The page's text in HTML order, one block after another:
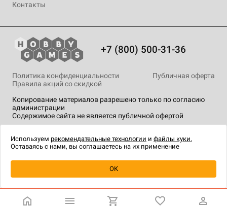
Уведомить о наличии
Контакты
+7 (800) 500-31-36
Копирование материалов разрешено только по согласию
администрации
Содержимое сайта не является публичной офертой
Политика конфиденциальности
Публичная оферта
Правила акций со скидкой
технологии.
Используем рекомендательные технологии и файлы куки.
Оставаясь с нами, вы соглашаетесь на их применение
OK